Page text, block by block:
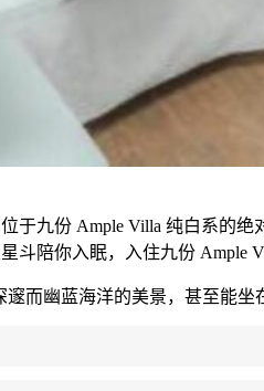
于九份 Ample Villa 纯白系的
斗陪你入眠，入住九份 Ample
而幽蓝海洋的美景，甚至能坐